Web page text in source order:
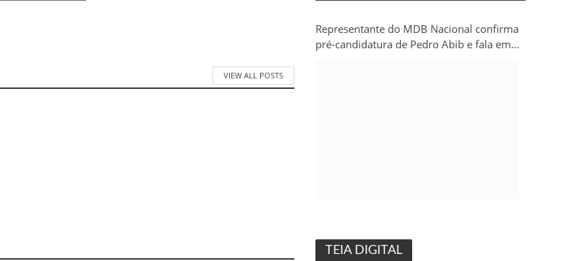
VIEW ALL POSTS
Representante do MDB Nacional confirma
pré-candidatura de Pedro Abib e fala em
TEIA DIGITAL